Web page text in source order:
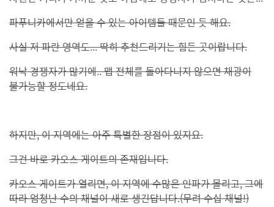
파푸니카에서만 얻을 수 있는 아이템들 때문인 듯 해요.
사실 저 파란 영역도... 딱히 추천드리기는 힘든 곳이랍니다.
워낙 경쟁자가 많기에.. 맵 전체를 돌아다니지 않으면 채광이
불가능할 정도네요.
하지만, 이 지역에는 아주 특별한 장점이 있지요.
그건 바로 카오스 게이트의 존재입니다.
카오스 게이트가 열리면, 이 지역에 수많은 인파가 몰리고, 그에
따라 엄청난 수의 채널이 새로 생긴답니다.(무려 수십 채널!)